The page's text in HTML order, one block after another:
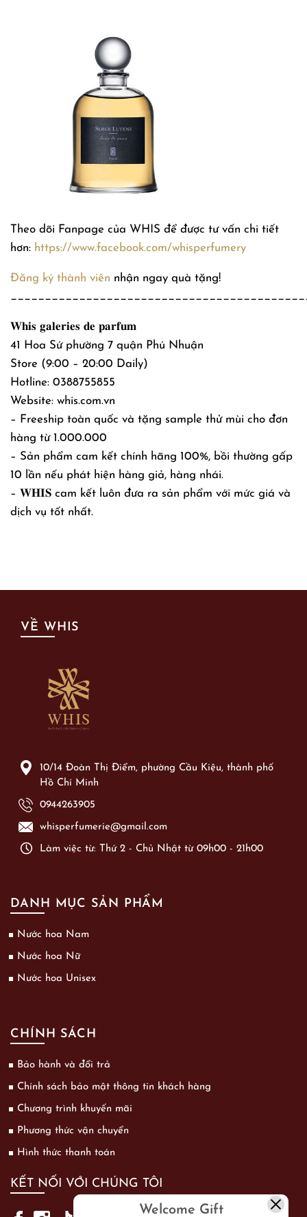
Theo dõi Fanpage của WHIS để được tư vấn chi tiết
hơn: https://www.facebook.com/whisperfumery
Đăng ký thành viên nhận ngay quà tặng!
𝐖𝐡𝐢𝐬 𝐠𝐚𝐥𝐞𝐫𝐢𝐞𝐬 𝐝𝐞 𝐩𝐚𝐫𝐟𝐮𝐦
41 Hoa Sứ phường 7 quận Phú Nhuận
Store (9:00 – 20:00 Daily)
Hotline: 0388755855
Website: whis.com.vn
– Freeship toàn quốc và tặng sample thử mùi cho đơn
hàng từ 1.000.000
– Sản phẩm cam kết chính hãng 100%, bồi thường gấp
10 lần nếu phát hiện hàng giả, hàng nhái.
– 𝐖𝐇𝐈𝐒 cam kết luôn đưa ra sản phẩm với mức giá và
dịch vụ tốt nhất.
VỀ WHIS
10/14 Đoàn Thị Điểm, phường Cầu Kiệu, thành phố
Hồ Chí Minh
0944263905
whisperfumerie@gmail.com
Làm việc từ: Thứ 2 - Chủ Nhật từ 09h00 - 21h00
DANH MỤC SẢN PHẨM
Nước hoa Nam
Nước hoa Nữ
Nước hoa Unisex
CHÍNH SÁCH
Bảo hành và đổi trả
Chính sách bảo mật thông tin khách hàng
Chương trình khuyến mãi
Phương thức vận chuyển
Hình thức thanh toán
KẾT NỐI VỚI CHÚNG TÔI
Welcome Gift